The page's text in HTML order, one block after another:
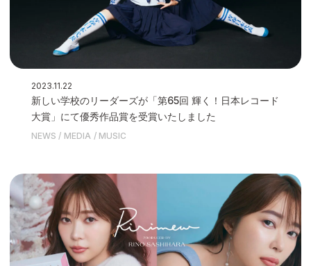
2023.11.22
新しい学校のリーダーズが「第65回 輝く！日本レコード
大賞」にて優秀作品賞を受賞いたしました
NEWS MEDIA MUSIC